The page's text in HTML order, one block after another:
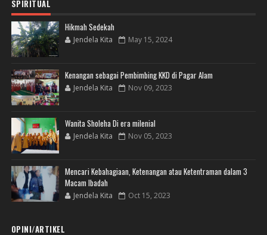
SPIRITUAL
Hikmah Sedekah
Jendela Kita May 15, 2024
Kenangan sebagai Pembimbing KKD di Pagar Alam
Jendela Kita Nov 09, 2023
Wanita Sholeha Di era milenial
Jendela Kita Nov 05, 2023
Mencari Kebahagiaan, Ketenangan atau Ketentraman dalam 3
Macam Ibadah
Jendela Kita Oct 15, 2023
OPINI/ARTIKEL